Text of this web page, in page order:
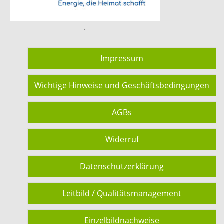
.
Impressum
Wichtige Hinweise und Geschäftsbedingungen
AGBs
Widerruf
Datenschutzerklärung
Leitbild / Qualitätsmanagement
Einzelbildnachweise